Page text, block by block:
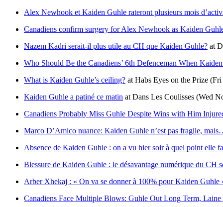
Alex Newhook et Kaiden Guhle rateront plusieurs mois
Canadiens confirm surgery for Alex Newhook as Kaiden
Nazem Kadri serait-il plus utile au CH que Kaiden Guhle? at
Who Should Be the Canadiens’ 6th Defenceman When
What is Kaiden Guhle’s ceiling? at Habs Eyes on the Prize (Fri
Kaiden Guhle a patiné ce matin at Dans Les Coulisses (Wed
Canadiens Probably Miss Guhle Despite Wins with Him
Marco D’Amico nuance: Kaiden Guhle n’est pas fragile,
Absence de Kaiden Guhle : on a vu hier soir à quel point elle
Blessure de Kaiden Guhle : le désavantage numérique du CH
Arber Xhekaj : « On va se donner à 100% pour Kaiden Guhle
Canadiens Face Multiple Blows: Guhle Out Long Term,